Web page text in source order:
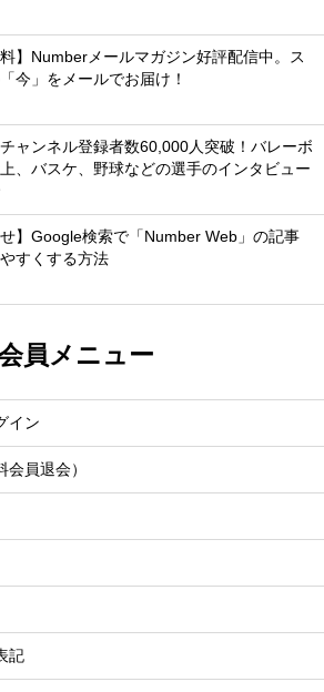
料】Numberメールマガジン好評配信中。ス
今」をメールでお届け！
ャンネル登録者数60,000人突破！バレーボ
、バスケ、野球などの選手のインタビュー
せ】Google検索で「Number Web」の記事
すくする方法
員メニュー
イン
員退会）
記